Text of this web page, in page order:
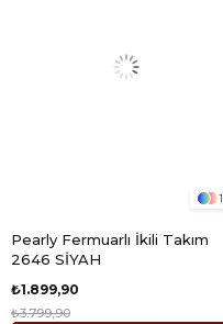
1
Pearly Fermuarlı İkili Takım
2646 SİYAH
₺1.899,90
₺3.799,90